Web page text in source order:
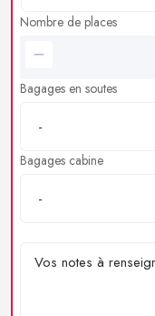
Nombre de places
Bagages en soutes
Bagages cabine